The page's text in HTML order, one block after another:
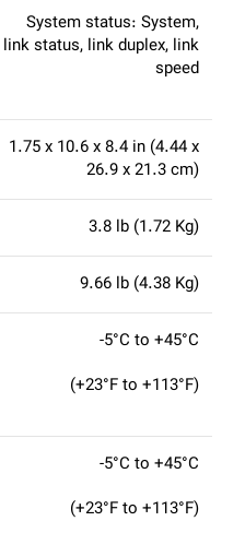
System status: System,
link status, link duplex, link
speed
1.75 x 10.6 x 8.4 in (4.44 x
26.9 x 21.3 cm)
3.8 lb (1.72 Kg)
9.66 lb (4.38 Kg)
-5°C to +45°C
(+23°F to +113°F)
-5°C to +45°C
(+23°F to +113°F)